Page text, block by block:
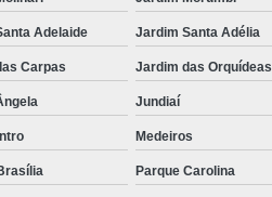
Adelaide Jardim Santa Adélia
Carpas Jardim das Orquídeas
Jundiaí
Medeiros
Parque Carolina